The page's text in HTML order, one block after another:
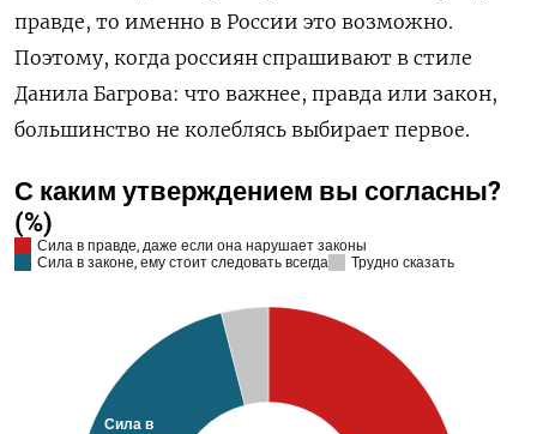
правде, то именно в России это возможно.
Поэтому, когда россиян спрашивают в стиле
Данила Багрова: что важнее, правда или закон,
большинство не колеблясь выбирает первое.